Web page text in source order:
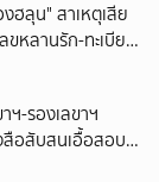
ฮลุน" สาเหตุเสีย
ขหลานรัก-ทะเบียน
ฯ-รองเลขาฯ
อสับสนเอื้อสอบ